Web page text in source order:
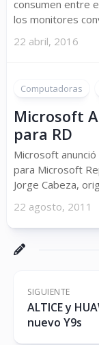
consumen entre
los monitores
22 abril, 2016
Computadoras
Microsoft
para RD
Microsoft
para Microsoft
Jorge Cabeza,
22 agosto, 2011
SIGUIENTE
ALTICE y
nuevo Y9s